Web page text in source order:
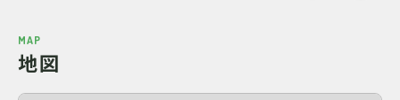
MAP
地図